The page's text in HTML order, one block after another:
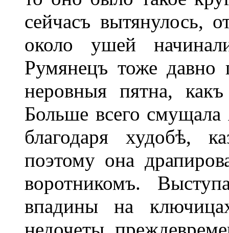
сейчасъ вытянулось,
около ушей
Румянецъ тоже давно
неровныя пятна,
Больше всего
благодаря худобѣ,
поэтому она
воротникомъ.
впадины на